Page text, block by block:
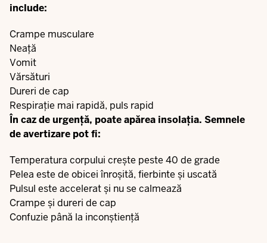
include:
Crampe musculare
Neață
Vomit
Vărsături
Dureri de cap
Respirație mai rapidă, puls rapid
În caz de urgență, poate apărea insolația. Semnele
de avertizare pot fi:
Temperatura corpului crește peste 40 de grade
Pelea este de obicei înroșită, fierbinte și uscată
Pulsul este accelerat și nu se calmează
Crampe și dureri de cap
Confuzie până la inconștiență